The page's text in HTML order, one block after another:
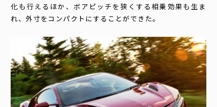
化も行えるほか、ボアピッチを狭くする相乗効果も生ま
れ、外寸をコンパクトにすることができた。